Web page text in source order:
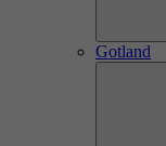
Gotland